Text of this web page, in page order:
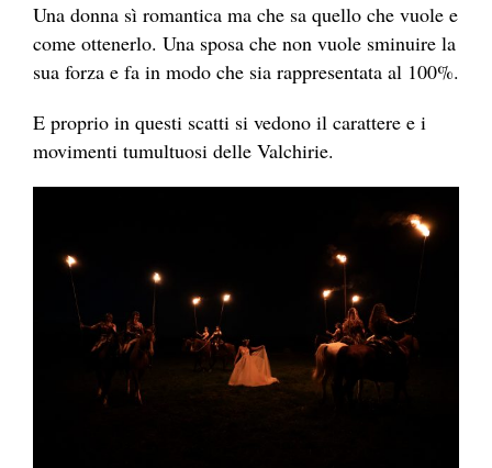
Una donna sì romantica ma che sa quello che vuole e
come ottenerlo. Una sposa che non vuole sminuire la
sua forza e fa in modo che sia rappresentata al 100%.
E proprio in questi scatti si vedono il carattere e i
movimenti tumultuosi delle Valchirie.